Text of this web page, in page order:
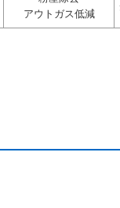
アウトガス低減